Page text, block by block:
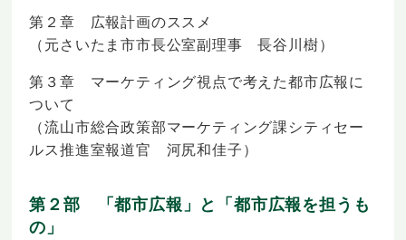
第２章 広報計画のススメ
（元さいたま市市長公室副理事 長谷川樹）
第３章 マーケティング視点で考えた都市広報に
ついて
（流山市総合政策部マーケティング課シティセー
ルス推進室報道官 河尻和佳子）
第２部 「都市広報」と「都市広報を担うも
の」